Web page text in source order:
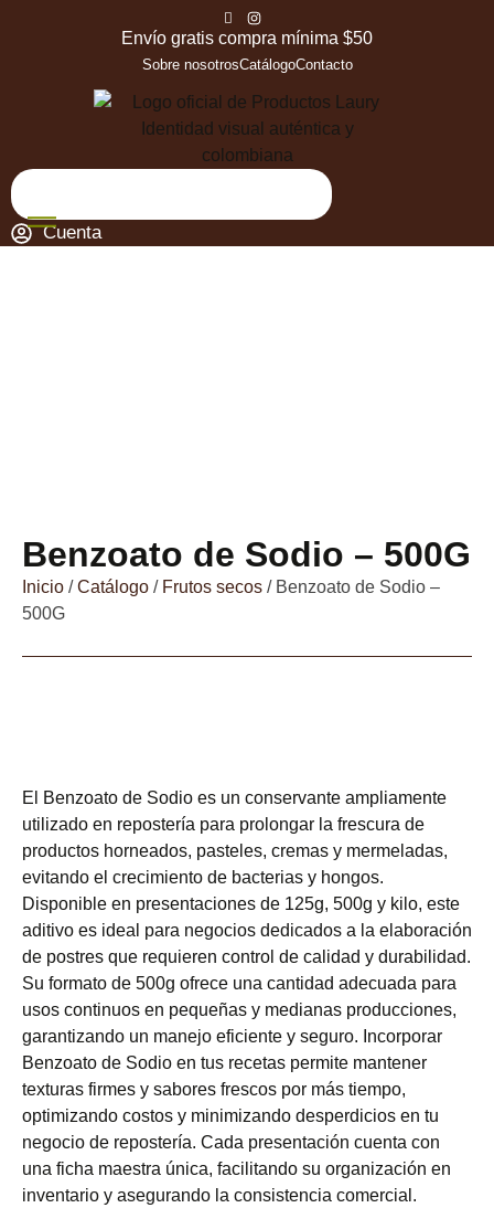
Envío gratis compra mínima $50
Sobre nosotrosCatálogoContacto
Cuenta
Benzoato de Sodio – 500G
Inicio /Catálogo / Frutos secos / Benzoato de Sodio –
500G
El Benzoato de Sodio es un conservante ampliamente
utilizado en repostería para prolongar la frescura de
productos horneados, pasteles, cremas y mermeladas,
evitando el crecimiento de bacterias y hongos.
Disponible en presentaciones de 125g, 500g y kilo, este
aditivo es ideal para negocios dedicados a la elaboración
de postres que requieren control de calidad y durabilidad.
Su formato de 500g ofrece una cantidad adecuada para
usos continuos en pequeñas y medianas producciones,
garantizando un manejo eficiente y seguro. Incorporar
Benzoato de Sodio en tus recetas permite mantener
texturas firmes y sabores frescos por más tiempo,
optimizando costos y minimizando desperdicios en tu
negocio de repostería. Cada presentación cuenta con
una ficha maestra única, facilitando su organización en
inventario y asegurando la consistencia comercial.